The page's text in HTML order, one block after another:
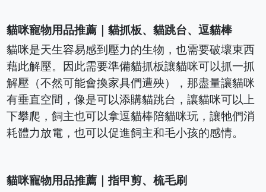
貓咪寵物用品推薦｜貓抓板、貓跳台、逗貓棒
貓咪是天生容易感到壓力的生物，也需要破壞東西
藉此解壓。因此需要準備貓抓板讓貓咪可以抓一抓
解壓（不然可能會換家具們遭殃），那盡量讓貓咪
有垂直空間，像是可以添購貓跳台，讓貓咪可以上
下攀爬，飼主也可以拿逗貓棒陪貓咪玩，讓牠們消
耗體力放電，也可以促進飼主和毛小孩的感情。
貓咪寵物用品推薦｜指甲剪、梳毛刷